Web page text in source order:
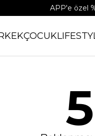
APP'e özel
ÇOCUK